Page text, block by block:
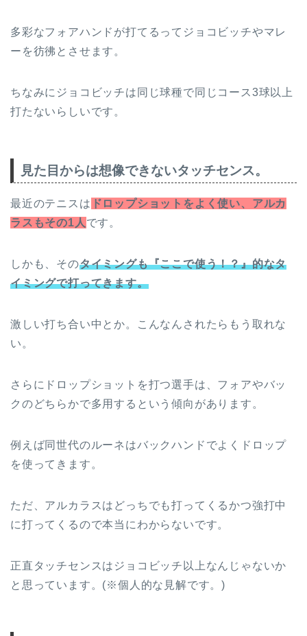
多彩なフォアハンドが打てるってジョコビッチやマレ
ーを彷彿とさせます。
ちなみにジョコビッチは同じ球種で同じコース3球以上
打たないらしいです。
見た目からは想像できないタッチセンス。
最近のテニスは ドロップショットをよく使い、アルカ
ラスもその1人 です。
しかも、そのタイミングも『ここで使う！？』的なタ
イミングで打ってきます。
激しい打ち合い中とか。こんなんされたらもう取れな
い。
さらにドロップショットを打つ選手は、フォアやバッ
クのどちらかで多用するという傾向があります。
例えば同世代のルーネはバックハンドでよくドロップ
を使ってきます。
ただ、アルカラスはどっちでも打ってくるかつ強打中
に打ってくるので本当にわからないです。
正直タッチセンスはジョコビッチ以上なんじゃないか
と思っています。(※個人的な見解です。)